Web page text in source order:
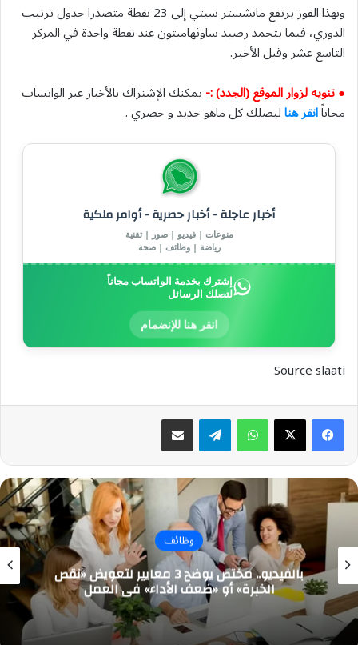
وبهذا الفوز يرتفع مانشستر سيتي إلى 23 نقطة متصدرا جدول ترتيب
الدوري، فيما يتجمد رصيد ساوثهامبتون عند نقطة واحدة في المركز
التاسع عشر وقبل الأخير.
● تنويه لزوار الموقع (الجدد) :-يمكنك الإشتراك بالأخبار عبر الواتساب
مجاناًانقر هناليصلك كل ماهو جديد و حصري .
أخبار عاجلة - أخبار حصرية - أوامر ملكية
منوعات | فيديو | صور | تقنية
رياضة | وظائف | صحة
إشترك بخدمة الواتساب مجاناً
لتصلك الرسائل
انقر هنا للإنضمام
Source slaati
واتسابتيلقرام مشاركة عبر البريد
وظائف
بالفيديو.. مختص يوضح 3 معايير لتعويض «نقص
الخبرة» أو «ضعف الأداء» في العمل